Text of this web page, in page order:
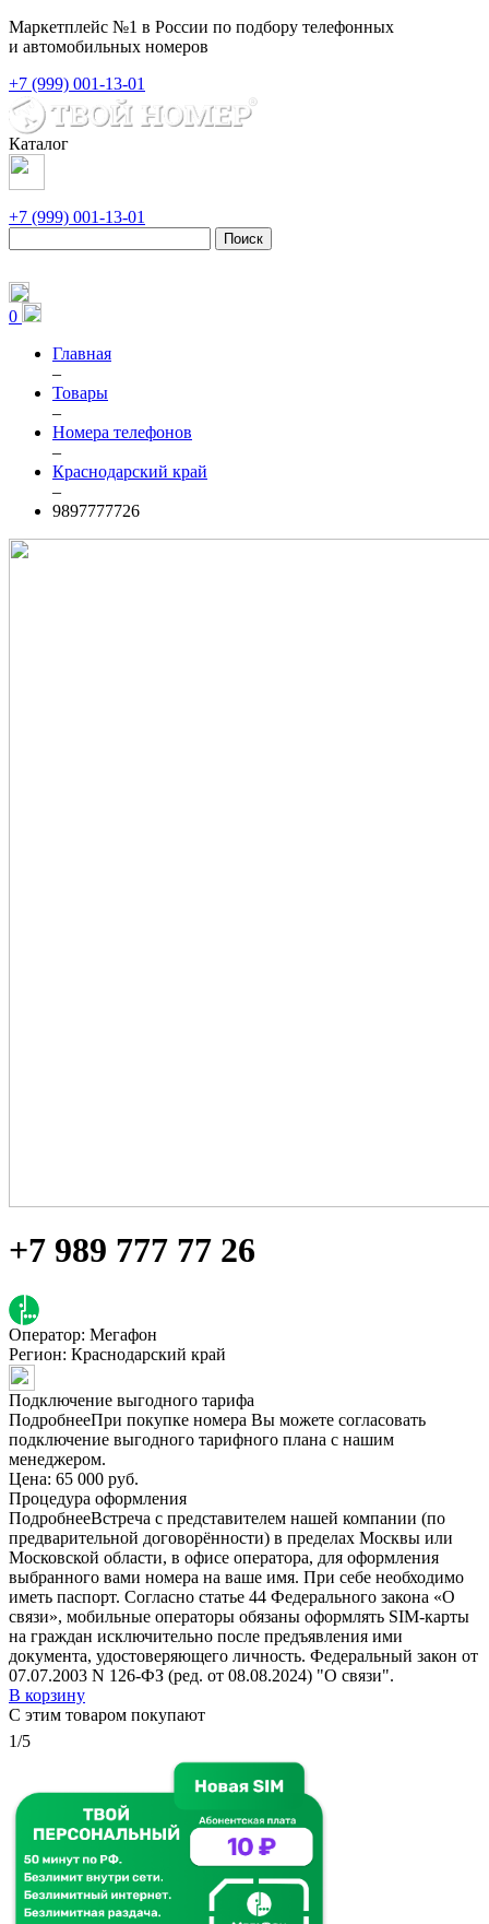
Маркетплейс №1 в России по подбору телефонных
и автомобильных номеров
+7 (999) 001-13-01
Каталог
+7 (999) 001-13-01
Поиск
0
Главная
–
Товары
–
Номера телефонов
–
Краснодарский край
–
9897777726
+7 989 777 77 26
Оператор: Мегафон
Регион: Краснодарский край
Подключение выгодного тарифа
ПодробнееПри покупке номера Вы можете согласовать
подключение выгодного тарифного плана с нашим
менеджером.
Цена: 65 000 руб.
Процедура оформления
ПодробнееВстреча с представителем нашей компании (по
предварительной договорённости) в пределах Москвы или
Московской области, в офисе оператора, для оформления
выбранного вами номера на ваше имя. При себе необходимо
иметь паспорт. Согласно статье 44 Федерального закона «О
связи», мобильные операторы обязаны оформлять SIM-карты
на граждан исключительно после предъявления ими
документа, удостоверяющего личность. Федеральный закон от
07.07.2003 N 126-ФЗ (ред. от 08.08.2024) "О связи".
В корзину
С этим товаром покупают
1/5